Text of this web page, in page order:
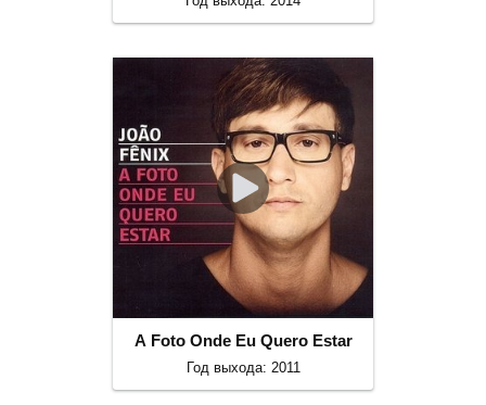
A Foto Onde Eu Quero Estar
Год выхода: 2011